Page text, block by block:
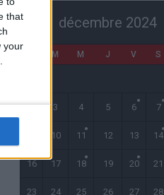
that
your
décembre 2024
M M J V S
2 3 4 5 6 7
10 11 12 13 14
16 17 18 19 20 21
23 24 25 26 27 28